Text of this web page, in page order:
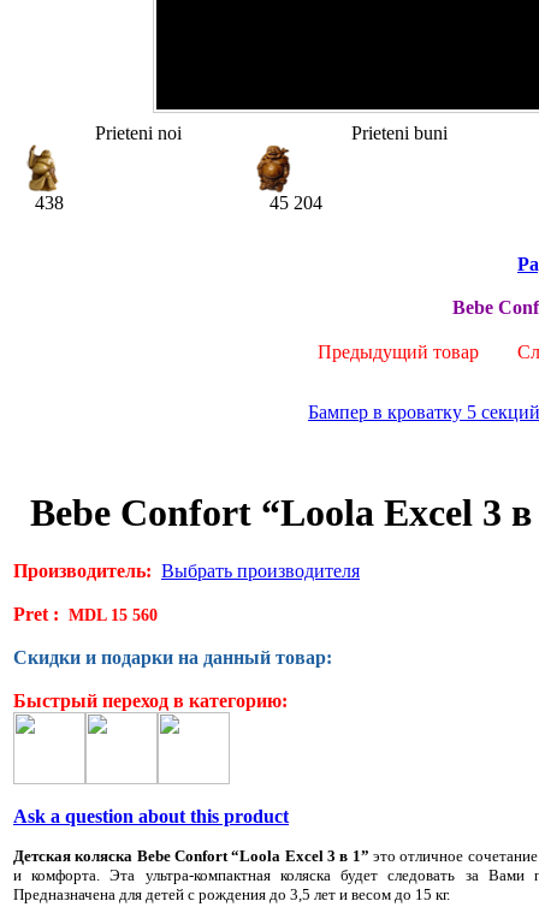
Prieteni noi
438
Prieteni buni
45 204
Bebe
Предыдущий товар
Бампер в кроватку 5 секций
Bebe Confort “Loola Excel 3 в
Производитель: Выбрать производителя
Pret : MDL 15 560
Скидки и подарки на данный товар:
Быстрый переход в категорию:
Ask a question about this product
Детская коляска Bebe Confort “Loola Excel 3 в 1” это отличное
и комфорта. Эта ультра-компактная коляска будет следовать за Вами
Предназначена для детей с рождения до 3,5 лет и весом до 15 кг.